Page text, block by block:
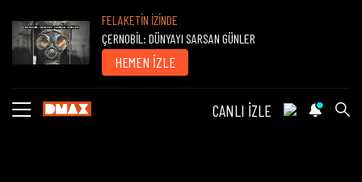
FELAKETİN İZİNDE
ÇERNOBİL: DÜNYAYI SARSAN GÜNLER
HEMEN İZLE
CANLI İZLE